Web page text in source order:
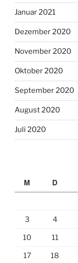
Januar 2021
Dezember 2020
November 2020
Oktober 2020
September 2020
August 2020
Juli 2020
M D
3 4
10 11
17 18